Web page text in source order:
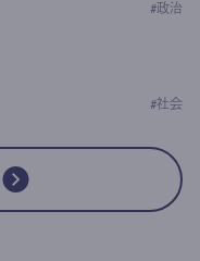
#政治
#社会